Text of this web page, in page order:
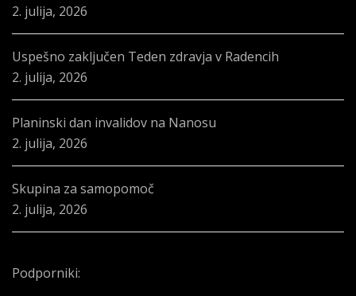
2. julija, 2026
Uspešno zaključen Teden zdravja v Radencih
2. julija, 2026
Planinski dan invalidov na Nanosu
2. julija, 2026
Skupina za samopomoč
2. julija, 2026
Podporniki: